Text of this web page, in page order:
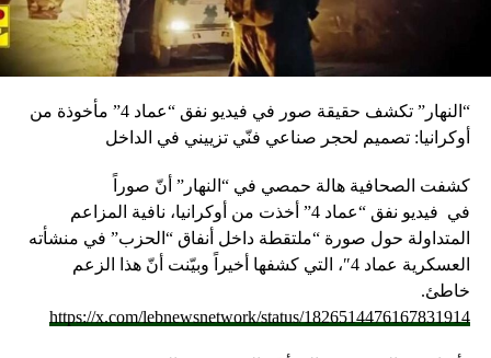
المقترحات» التي نشرتها «الاخبار» في حين نفى وزير المال علي
حسن خليل ان يكون هو المقصود بكلام رئيس الجمهورية، وقال:
انا جاهز من زمان لمناقشة مشروع الموازنة. ولاحظت المصادر
التي تعاملت مع المقترحات المنشورة كحقيقة بمعزل عن وضعها
ووزنها في المراجع الوزارية، ان بعض البنود مقبولة ومطلوبة،
الى 15% وحجز 15% من رواتب الموظفين في الوقت نفسه،
فإما هذه وإما تلك! وبالنسبة للضريبة على الفوائد المصرفية،
والمقترح رفعها من 7 الى 10%، فالمطلوب تحميلها للمصرف لا
للمودعين تجنبا لانسحاب الودائع، ومع امكانية قبول المصارف بـ
9 بدلا من 10%. المصادر تقول لـ «الأنباء» ايضا ان التفاهم العام
من 10 كما تطالب «سيدر» وان هذا الرقم سيكون مقبولا منها.
“النهار” تكشف حقيقة صور في فيديو نفق “عماد 4” مأخوذة من
أوكرانيا: تصميم لحجر صناعي فنّي تزييني في الداخل
كشفت الصحافية هالة حمصي في “النهار” أنّ صوراً
في فيديو
نفق “عماد 4” أخذت من أوكرانيا، نافية المزاعم
المتداولة حول صورة “ملتقطة داخل أنفاق “الحزب” في منشأته
العسكرية عماد 4″، التي كشفها أخيراً وبيّنت أنّ هذا الزعم
خاطئ.
https://x.com/lebnewsnetwork/status/1826514476167831914